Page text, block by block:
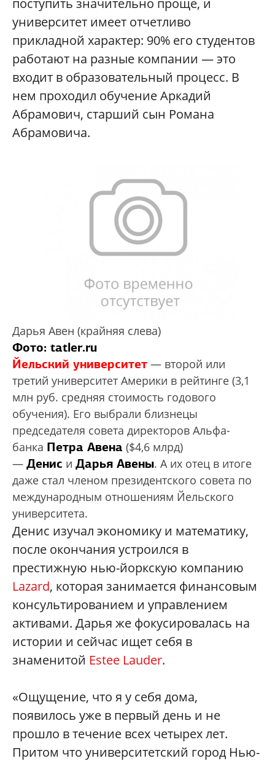
поступить значительно проще, и
университет имеет отчетливо
прикладной характер: 90% его студентов
работают на разные компании — это
входит в образовательный процесс. В
нем проходил обучение Аркадий
Абрамович, старший сын Романа
Абрамовича.
Дарья Авен (крайняя слева)
Фото: tatler.ru
Йельский университет — второй или
третий университет Америки в рейтинге (3,1
млн руб. средняя стоимость годового
обучения). Его выбрали близнецы
председателя совета директоров Альфа-
банка Петра Авена ($4,6 млрд)
— Денис и Дарья Авены. А их отец в итоге
даже стал членом президентского совета по
международным отношениям Йельского
университета.
Денис изучал экономику и математику,
после окончания устроился в
престижную нью-йоркскую компанию
Lazard, которая занимается финансовым
консультированием и управлением
активами. Дарья же фокусировалась на
истории и сейчас ищет себя в
знаменитой Estee Lauder.
«Ощущение, что я у себя дома,
появилось уже в первый день и не
прошло в течение всех четырех лет.
Притом что университетский город Нью-